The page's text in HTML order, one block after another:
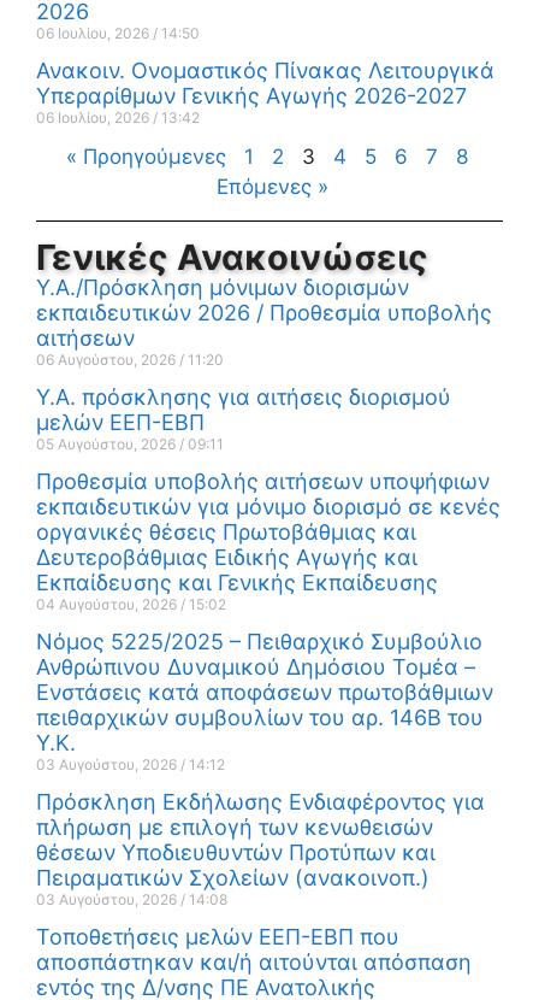
2026
06 Ιουλίου, 2026 14:50
Ανακοιν. Ονομαστικός Πίνακας Λειτουργικά
Υπεραρίθμων Γενικής Αγωγής 2026-2027
06 Ιουλίου, 2026 13:42
« Προηγούμενες 1 2 3 4 5 6 7
8
Επόμενες »
Γενικές Ανακοινώσεις
Υ.Α./Πρόσκληση μόνιμων διορισμών
εκπαιδευτικών 2026 / Προθεσμία υποβολής
αιτήσεων
06 Αυγούστου, 2026 11:20
Υ.Α. πρόσκλησης για αιτήσεις διορισμού
μελών ΕΕΠ-ΕΒΠ
05 Αυγούστου, 2026 09:11
Προθεσμία υποβολής αιτήσεων υποψήφιων
εκπαιδευτικών για μόνιμο διορισμό σε κενές
οργανικές θέσεις Πρωτοβάθμιας και
Δευτεροβάθμιας Ειδικής Αγωγής και
Εκπαίδευσης και Γενικής Εκπαίδευσης
04 Αυγούστου, 2026 15:02
Νόμος 5225/2025 – Πειθαρχικό Συμβούλιο
Ανθρώπινου Δυναμικού Δημόσιου Τομέα –
Ενστάσεις κατά αποφάσεων πρωτοβάθμιων
πειθαρχικών συμβουλίων του αρ. 146Β του
Υ.Κ.
03 Αυγούστου, 2026 14:12
Πρόσκληση Εκδήλωσης Ενδιαφέροντος για
πλήρωση με επιλογή των κενωθεισών
θέσεων Υποδιευθυντών Προτύπων και
Πειραματικών Σχολείων (ανακοινοπ.)
03 Αυγούστου, 2026 14:08
Τοποθετήσεις μελών ΕΕΠ-ΕΒΠ που
αποσπάστηκαν και/ή αιτούνται απόσπαση
εντός της Δ/νσης ΠΕ Ανατολικής